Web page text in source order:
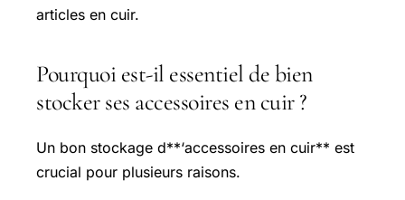
articles en cuir.
Pourquoi est-il essentiel de bien
stocker ses accessoires en cuir ?
Un bon stockage d**‘accessoires en cuir** est
crucial pour plusieurs raisons.